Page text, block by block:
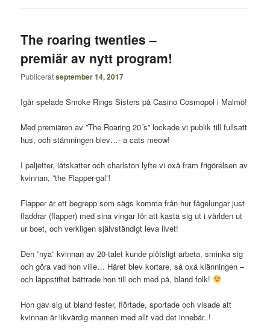
The roaring twenties –
premiär av nytt program!
Publiceratseptember 14, 2017
Igår spelade Smoke Rings Sisters på Casino Cosmopol i Malmö!
Med premiären av ”The Roaring 20´s” lockade vi publik till fullsatt
hus, och stämningen blev…- a cats meow!
I paljetter, låtskatter och charlston lyfte vi oxå fram frigörelsen av
kvinnan, ”the Flapper-gal”!
Flapper är ett begrepp som sägs komma från hur fågelungar just
fladdrar (flapper) med sina vingar för att kasta sig ut i världen ut
ur boet, och verkligen självständigt leva livet!
Den ”nya” kvinnan av 20-talet kunde plötsligt arbeta, sminka sig
och göra vad hon ville… Håret blev kortare, så oxå klänningen –
och läppstiftet bättrade hon till och med på, bland folk!
Hon gav sig ut bland fester, flörtade, sportade och visade att
kvinnan är likvärdig mannen med allt vad det innebär..!